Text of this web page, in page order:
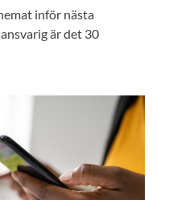
inför nästa
är det 30